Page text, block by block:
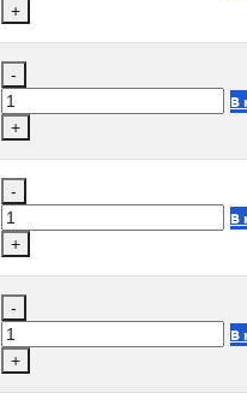
+
-
+
В
-
+
В
-
+
В